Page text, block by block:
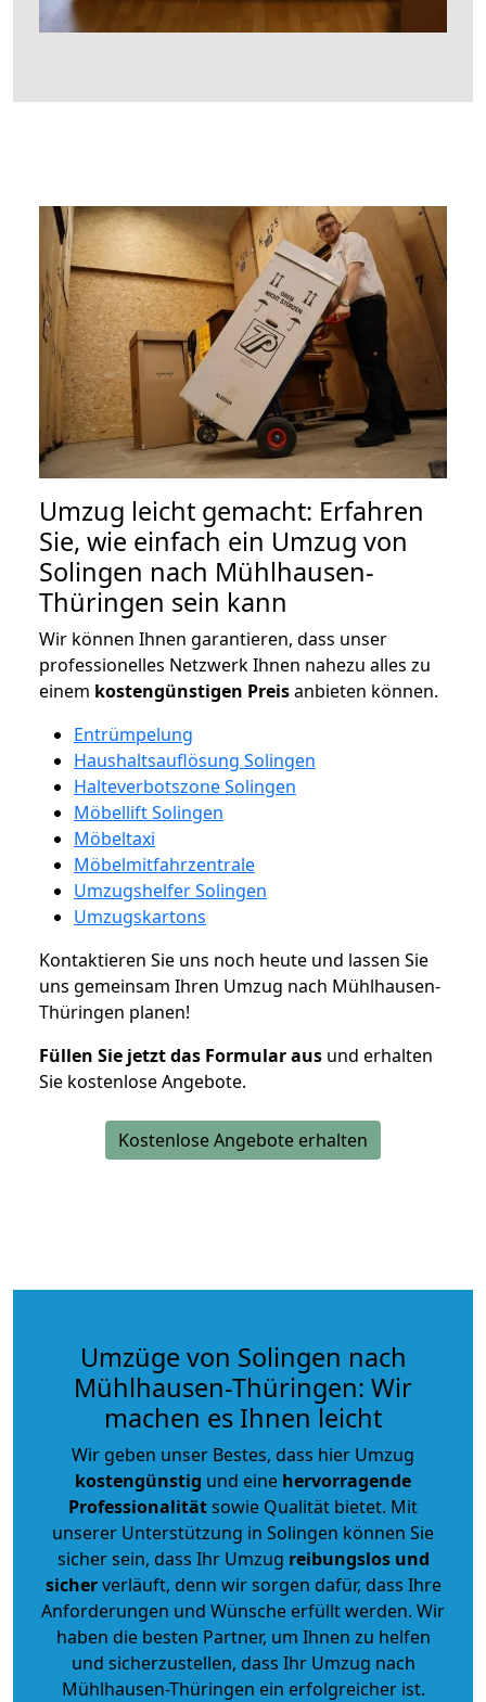
Umzug leicht gemacht: Erfahren
Sie, wie einfach ein Umzug von
Solingen nach Mühlhausen-
Thüringen sein kann
Wir können Ihnen garantieren, dass unser
professionelles Netzwerk Ihnen nahezu alles zu
einem kostengünstigen Preisanbieten können.
Entrümpelung
Haushaltsauflösung Solingen
Halteverbotszone Solingen
Möbellift Solingen
Möbeltaxi
Möbelmitfahrzentrale
Umzugshelfer Solingen
Umzugskartons
Kontaktieren Sie uns noch heute und lassen Sie
uns gemeinsam Ihren Umzug nach Mühlhausen-
Thüringen planen!
Füllen Sie jetzt das Formular aus und erhalten
Sie kostenlose Angebote.
Kostenlose Angebote erhalten
Umzüge von Solingen nach
Mühlhausen-Thüringen: Wir
machen es Ihnen leicht
Wir geben unser Bestes, dass hier Umzug
kostengünstig und eine hervorragende
Professionalitätsowie Qualität bietet. Mit
unserer Unterstützung in Solingen können Sie
sicher sein, dass Ihr Umzug reibungslos und
sicherverläuft, denn wir sorgen dafür, dass Ihre
Anforderungen und Wünsche erfüllt werden. Wir
haben die besten Partner, um Ihnen zu helfen
und sicherzustellen, dass Ihr Umzug nach
Mühlhausen-Thüringen ein erfolgreicher ist.